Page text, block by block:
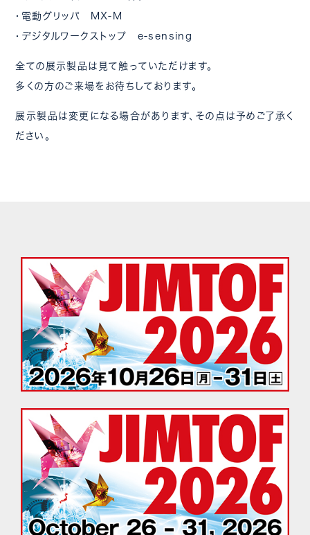
・電動グリッパ MX-M
・デジタルワークストップ e-sensing
全ての展示製品は見て触っていただけます。
多くの方のご来場をお待ちしております。
展示製品は変更になる場合があります、その点は予めご了承く
ださい。